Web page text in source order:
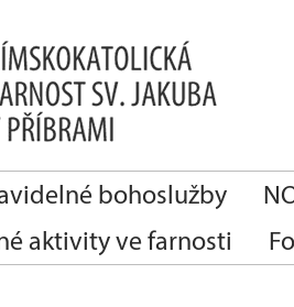
bohoslužby
aktivity ve farnosti